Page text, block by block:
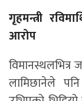
गृहमन्त्री
आरोप
लामिछानेले